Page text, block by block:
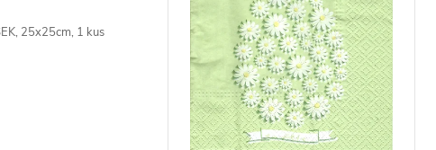
25x25cm, 1 kus